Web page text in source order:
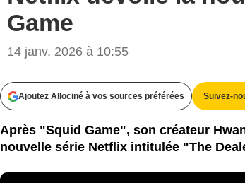
Game
14 janv. 2026 à 10:55
Ajoutez Allociné à vos sources préférées Suivez-
Après "Squid Game", son créateur
nouvelle série Netflix intitulée "The